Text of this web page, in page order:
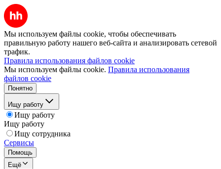
Мы используем файлы cookie, чтобы обеспечивать
правильную работу нашего веб-сайта и анализировать сетевой
трафик.
Правила использования файлов cookie
Мы используем файлы cookie. Правила использования
файлов cookie
Понятно
Ищу работу
Ищу работу
Ищу работу
Ищу сотрудника
Сервисы
Помощь
Ещё